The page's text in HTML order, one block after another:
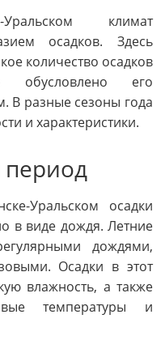
климат
осадков. Здесь
количество осадков
его
В разные сезоны года
и характеристики.
период
Уральском осадки
в виде дождя. Летние
дождями,
Осадки в этот
влажность, а также
температуры и